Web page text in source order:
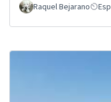
Raquel Bejarano